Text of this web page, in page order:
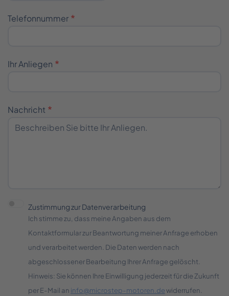
Telefonnummer
Ihr Anliegen
Nachricht
Zustimmung zur Datenverarbeitung
Ich stimme zu, dass meine Angaben aus dem
Kontaktformular zur Beantwortung meiner Anfrage erhoben
und verarbeitet werden. Die Daten werden nach
abgeschlossener Bearbeitung Ihrer Anfrage gelöscht.
Hinweis: Sie können Ihre Einwilligung jederzeit für die Zukunft
per E-Mail an info@microstep-motoren.dewiderrufen.